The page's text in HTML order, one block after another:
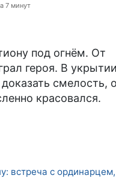
7 минут
под огнём. От
героя. В
смелость,
красовался.
встреча с ординарцем,